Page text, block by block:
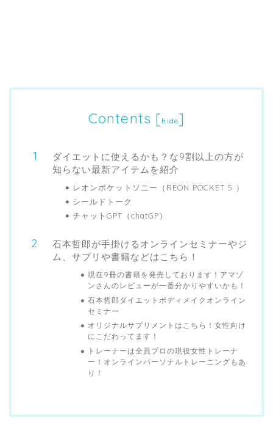
Contents [hide]
ダイエットに使えるかも？な9割以上の方が
知らない最新アイテムを紹介
レオンポケットソニー（REON POCKET 5 ）
シールドトーク
チャットGPT（chatGP）
石本哲郎が手掛けるオンラインセミナーやジ
ム、サプリや書籍などはこちら！
現在9冊の書籍を発売しております！アマゾ
ンさんのレビューが一番分かりやすいかも！
石本哲郎ダイエットボディメイクオンライン
セミナー
オリジナルサプリメントはこちら！女性向け
にこだわってます！
トレーナーは全員プロの現役女性トレーナ
ー！オンラインパーソナルトレーニングもあ
り！